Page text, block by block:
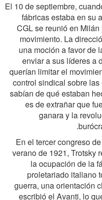
El 10 de septiembre,
fábricas estaba en su
CGL se reunió en
movimiento. La
una moción a favor de
enviar a sus líderes a
querían limitar el
control sindical sobre
sabían de qué estaban
es de extrañar que
ganara y la
En el tercer congreso
verano de 1921, Trotsky
la ocupación de la
proletariado italiano
guerra, una orientación
escribió el Avanti, lo